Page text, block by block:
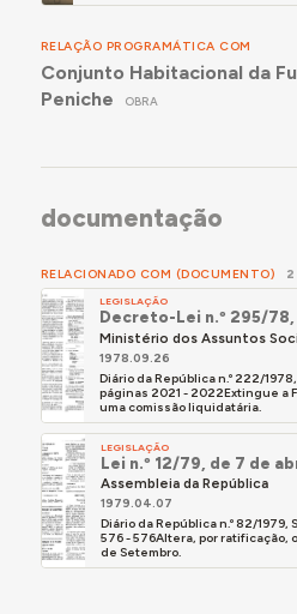
RELAÇÃO PROGRAMÁTICA COM
Conjunto Habitacional da
Peniche
OBRA
documentação
RELACIONADO COM (DOCUMENTO) 2
LEGISLAÇÃO
Decreto-Lei n.º 295/
Ministério dos Assuntos
1978.09.26
Diário da República n.º 222/
páginas 2021 - 2022Extingue a
uma comissão liquidatária.
LEGISLAÇÃO
Lei n.º 12/79, de 7 de
Assembleia da República
1979.04.07
Diário da República n.º 82/
576 - 576Altera, por ratificação,
de Setembro.